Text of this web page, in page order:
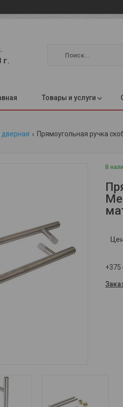
г.
Товары и услуги
дверная Прямоугольная ручка
В
+375